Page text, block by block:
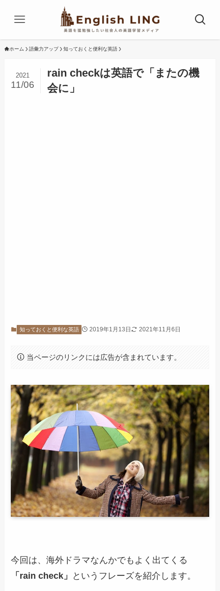
ホーム 語彙力アップ 知っておくと便利な英語
rain checkは英語で「またの機
会に」
2021
11/06
知っておくと便利な英語 2019年1月13日 2021年11月6日
当ページのリンクには広告が含まれています。
今回は、海外ドラマなんかでもよく出てくる
「rain check」
というフレーズを紹介します。